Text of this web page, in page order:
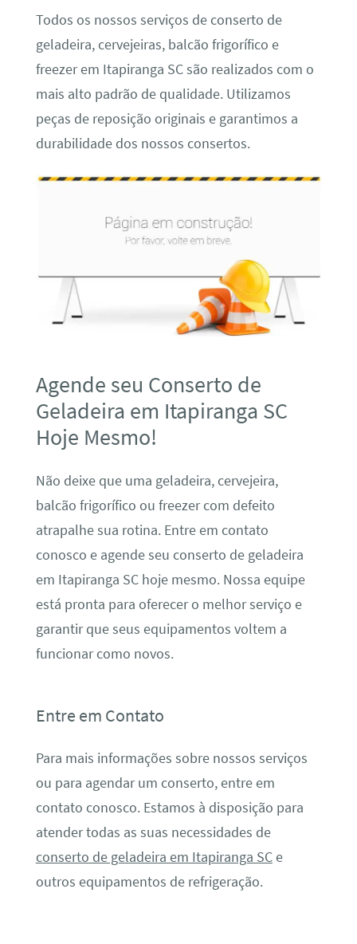
Todos os nossos serviços de conserto de
geladeira, cervejeiras, balcão frigorífico e
freezer em Itapiranga SC são realizados com o
mais alto padrão de qualidade. Utilizamos
peças de reposição originais e garantimos a
durabilidade dos nossos consertos.
Agende seu Conserto de
Geladeira em Itapiranga SC
Hoje Mesmo!
Não deixe que uma geladeira, cervejeira,
balcão frigorífico ou freezer com defeito
atrapalhe sua rotina. Entre em contato
conosco e agende seu conserto de geladeira
em Itapiranga SC hoje mesmo. Nossa equipe
está pronta para oferecer o melhor serviço e
garantir que seus equipamentos voltem a
funcionar como novos.
Entre em Contato
Para mais informações sobre nossos serviços
ou para agendar um conserto, entre em
contato conosco. Estamos à disposição para
atender todas as suas necessidades de
conserto de geladeira em Itapiranga SCe
outros equipamentos de refrigeração.